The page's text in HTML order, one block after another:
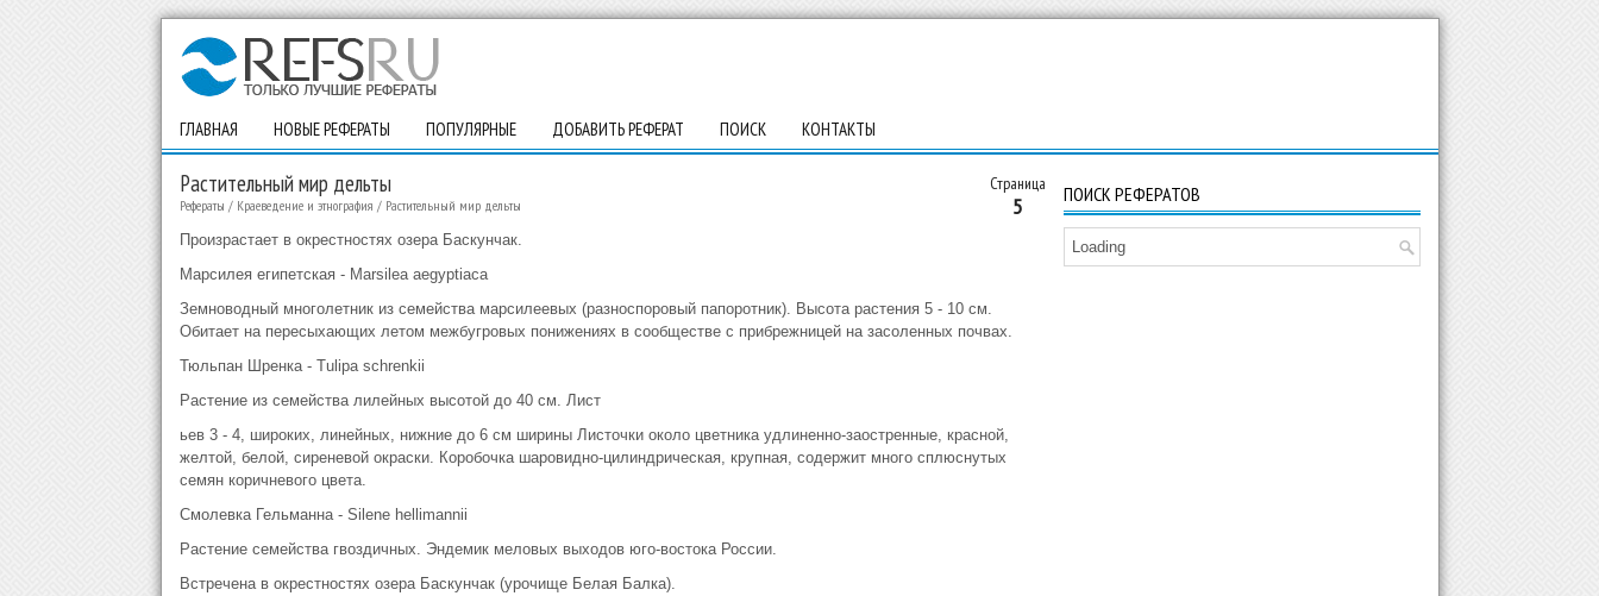
ГЛАВНАЯ НОВЫЕ РЕФЕРАТЫ ПОПУЛЯРНЫЕ ДОБАВИТЬ РЕФЕРАТ ПОИСК КОНТАКТЫ
Страница
5
Растительный мир дельты
Рефераты / Краеведение и этнография / Растительный мир дельты
Произрастает в окрестностях озера Баскунчак.
Марсилея египетская - Marsilea aegyptiaca
Земноводный многолетник из семейства марсилеевых (разноспоровый папоротник). Высота растения 5 - 10 см.
Обитает на пересыхающих летом межбугровых понижениях в сообществе с прибрежницей на засоленных почвах.
Тюльпан Шренка - Tulipa schrenkii
Растение из семейства лилейных высотой до 40 см. Лист
ьев 3 - 4, широких, линейных, нижние до 6 см ширины Листочки около цветника удлиненно-заостренные, красной,
желтой, белой, сиреневой окраски. Коробочка шаровидно-цилиндрическая, крупная, содержит много сплюснутых
семян коричневого цвета.
Смолевка Гельманна - Silene hellimannii
Растение семейства гвоздичных. Эндемик меловых выходов юго-востока России.
Встречена в окрестностях озера Баскунчак (урочище Белая Балка).
ПОИСК РЕФЕРАТОВ
Loading